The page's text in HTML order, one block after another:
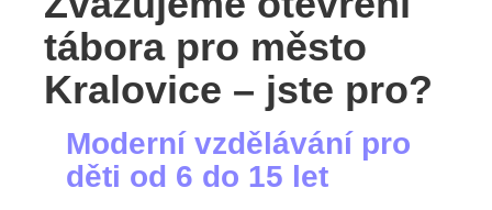
tábora pro město
Kralovice – jste pro?
Moderní vzdělávání pro
děti od 6 do 15 let